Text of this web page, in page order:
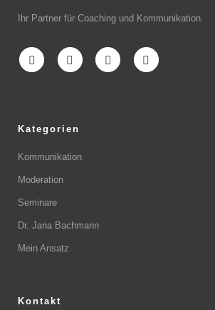
Ihr Partner für Coaching und Kommunikation.
Kategorien
Kommunikation
Moderation
Seminare
Dr. Jana Bachmann
Mein Ansatz
Kontakt